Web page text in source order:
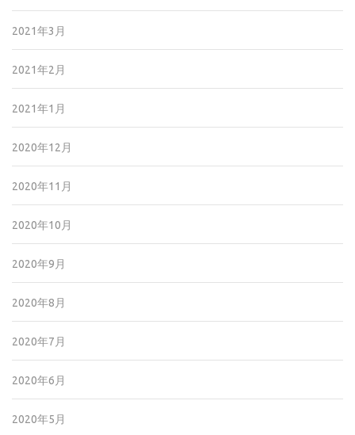
2021年3月
2021年2月
2021年1月
2020年12月
2020年11月
2020年10月
2020年9月
2020年8月
2020年7月
2020年6月
2020年5月